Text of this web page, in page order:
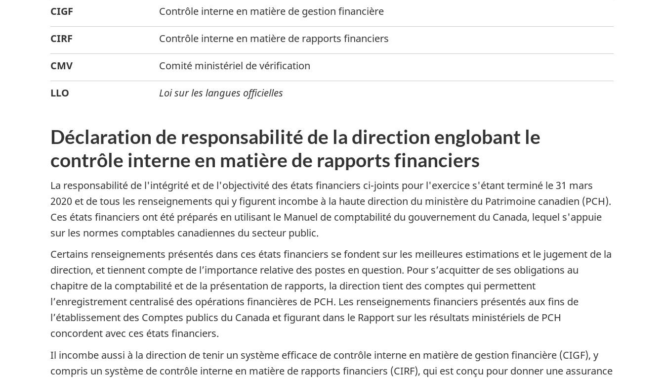
CIGF Contrôle interne en matière de gestion financière
CIRF Contrôle interne en matière de rapports financiers
CMV Comité ministériel de vérification
LLO Loi sur les langues officielles
Déclaration de responsabilité de la direction englobant le
contrôle interne en matière de rapports financiers
La responsabilité de l'intégrité et de l'objectivité des états financiers ci-joints pour l'exercice s'étant terminé le 31 mars
2020 et de tous les renseignements qui y figurent incombe à la haute direction du ministère du Patrimoine canadien (PCH).
Ces états financiers ont été préparés en utilisant le Manuel de comptabilité du gouvernement du Canada, lequel s'appuie
sur les normes comptables canadiennes du secteur public.
Certains renseignements présentés dans ces états financiers se fondent sur les meilleures estimations et le jugement de la
direction, et tiennent compte de l’importance relative des postes en question. Pour s’acquitter de ses obligations au
chapitre de la comptabilité et de la présentation de rapports, la direction tient des comptes qui permettent
l’enregistrement centralisé des opérations financières de PCH. Les renseignements financiers présentés aux fins de
l’établissement des Comptes publics du Canada et figurant dans le Rapport sur les résultats ministériels de PCH
concordent avec ces états financiers.
Il incombe aussi à la direction de tenir un système efficace de contrôle interne en matière de gestion financière (CIGF), y
compris un système de contrôle interne en matière de rapports financiers (CIRF), qui est conçu pour donner une assurance